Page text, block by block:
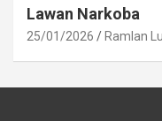
Lawan Narkoba
25/01/2026 Ramlan